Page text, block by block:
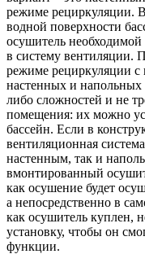
режиме рециркуляции. В
водной поверхности
осушитель
в систему вентиляции.
режиме рециркуляции
настенных и напольных
либо сложностей и не
помещения: их можно
бассейн. Если в
вентиляционная
настенным, так и
вмонтированный
как осушение будет
а непосредственно в
как осушитель куплен,
установку, чтобы он
функции.